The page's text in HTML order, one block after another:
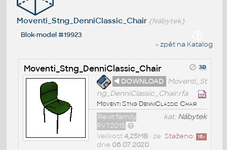
Moventi_Stng_DenniClassic_Chair (Nábytek)
Blok-model #19923
« zpět na Katalog
Moventi_Stng_DenniClassic_Chair
◄ DOWNLOAD Moventi_St
ng_DenniClassic_Chair.rfa
Moventi Stng DenniClassic Chair
kat:Nábytek
Revit family
RVT2015
Staženo: 16x
Velikost 4,25MB• ze
dne 06.07.2020